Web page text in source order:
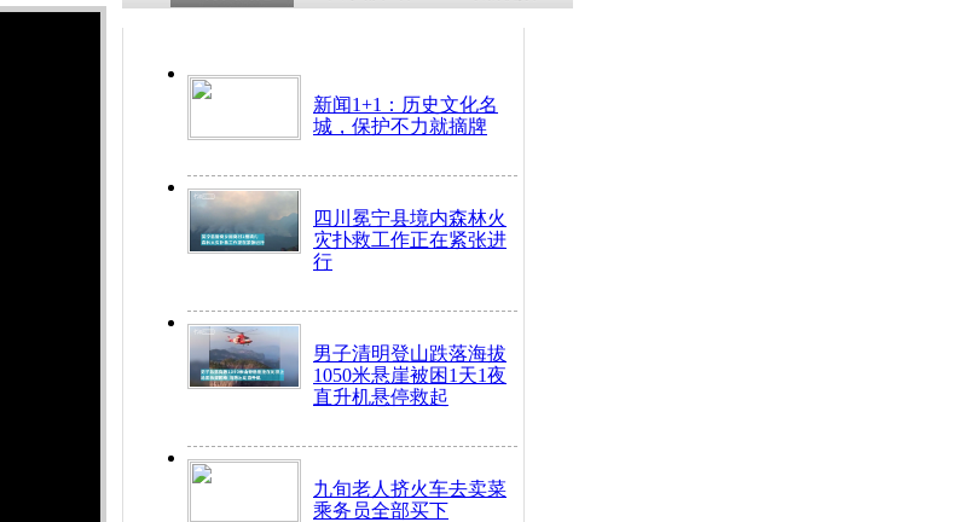
新闻1+1：历史文化名
城，保护不力就摘牌
四川冕宁县境内森林火
灾扑救工作正在紧张进
行
男子清明登山跌落海拔
1050米悬崖被困1天1夜
直升机悬停救起
九旬老人挤火车去卖菜
乘务员全部买下